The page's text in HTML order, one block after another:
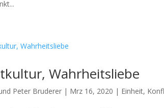
Wahrheitsliebe
Peter Bruderer | Mrz 16, 2020 | Einheit,